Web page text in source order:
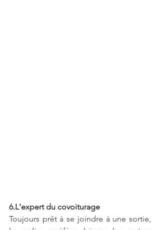
6.L'expert du covoiturage
Toujours prêt à se joindre à une sortie,